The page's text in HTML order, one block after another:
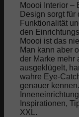
Moooi Interior –
Design sorgt
Funktionalität
den
Moooi ist das
Man kann aber
der Marke mehr
ausgeklügelt,
wahre Eye-
genauer
Inspirationen,
XXL.